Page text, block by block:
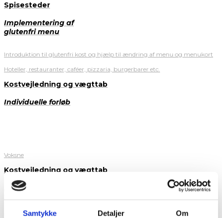
Samtykke Detaljer Om
Spisesteder
Implementering af
glutenfri menu
Introduktion til glutenfri kost og hjælp til ændring af menu og menukort
Hoteller, restauranter, caféer, pizzaria, burgerbarer etc.
Kostvejledning og vægttab
Individuelle forløb
Voksne
Kostvejledning og vægttab
Individuelle- /